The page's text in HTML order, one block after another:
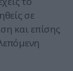
σε
και επίσης